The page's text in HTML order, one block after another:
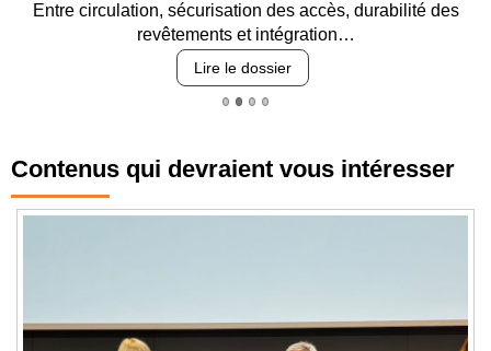
Entre circulation, sécurisation des accès, durabilité des
revêtements et intégration…
Lire le dossier
Contenus qui devraient vous intéresser